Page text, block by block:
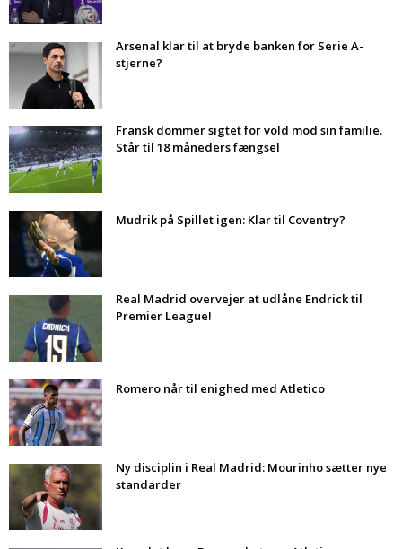
Arsenal klar til at bryde banken for Serie A-
stjerne?
Fransk dommer sigtet for vold mod sin familie.
Står til 18 måneders fængsel
Mudrik på Spillet igen: Klar til Coventry?
Real Madrid overvejer at udlåne Endrick til
Premier League!
Romero når til enighed med Atletico
Ny disciplin i Real Madrid: Mourinho sætter nye
standarder